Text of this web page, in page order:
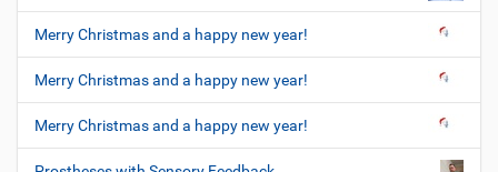
Merry Christmas and a happy new year!
Merry Christmas and a happy new year!
Merry Christmas and a happy new year!